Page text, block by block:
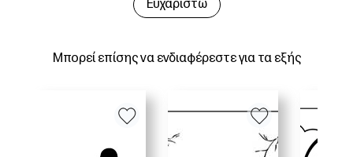
Μπορεί επίσης να ενδιαφέρεστε για τα εξής
Ευχαριστώ